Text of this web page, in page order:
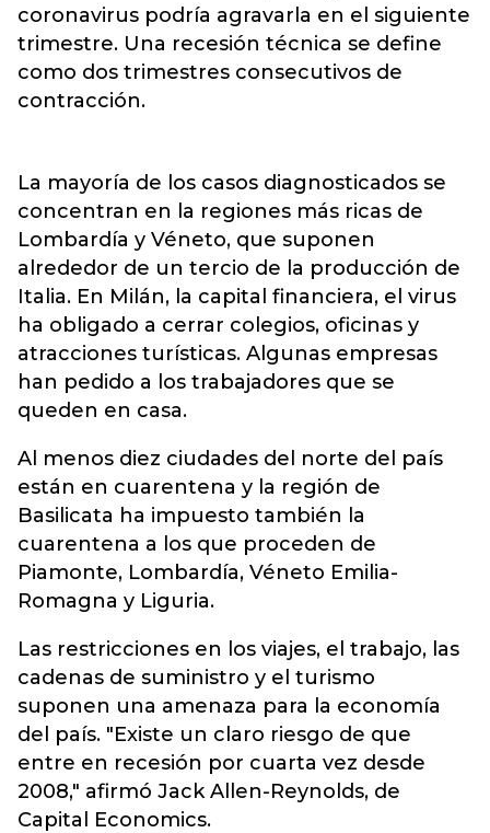
coronavirus podría agravarla en el siguiente
trimestre. Una recesión técnica se define
como dos trimestres consecutivos de
contracción.
La mayoría de los casos diagnosticados se
concentran en la regiones más ricas de
Lombardía y Véneto, que suponen
alrededor de un tercio de la producción de
Italia. En Milán, la capital financiera, el virus
ha obligado a cerrar colegios, oficinas y
atracciones turísticas. Algunas empresas
han pedido a los trabajadores que se
queden en casa.
Al menos diez ciudades del norte del país
están en cuarentena y la región de
Basilicata ha impuesto también la
cuarentena a los que proceden de
Piamonte, Lombardía, Véneto Emilia-
Romagna y Liguria.
Las restricciones en los viajes, el trabajo, las
cadenas de suministro y el turismo
suponen una amenaza para la economía
del país. "Existe un claro riesgo de que
entre en recesión por cuarta vez desde
2008," afirmó Jack Allen-Reynolds, de
Capital Economics.